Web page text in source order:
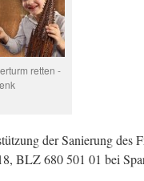
retten -
der Sanierung des
BLZ 680 501 01 bei